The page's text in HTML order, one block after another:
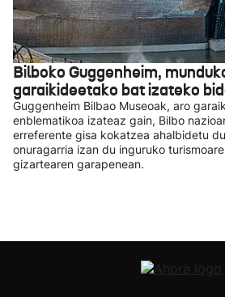
Bilboko Guggenheim,
garaikideetako bat izateko
Guggenheim Bilbao Museoak, aro
enblematikoa izateaz gain, Bilbo
erreferente gisa kokatzea ahalbidetu
onuragarria izan du inguruko
gizartearen garapenean.